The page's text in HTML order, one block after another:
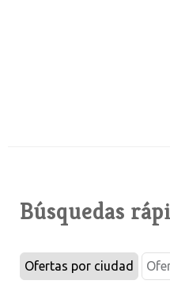
Búsquedas
Ofertas por ciudad